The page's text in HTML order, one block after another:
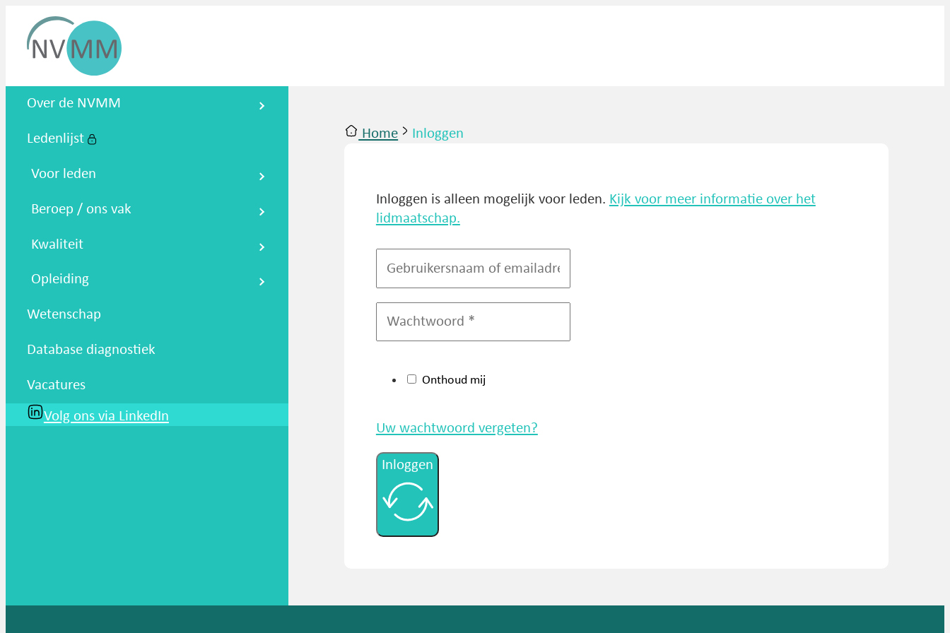
Nederlandse Vereniging voor
Over de NVMM
Ledenlijst
Voor leden
Beroep / ons vak
Kwaliteit
Opleiding
Wetenschap
Database diagnostiek
Vacatures
Volg ons via LinkedIn
Home Inloggen
Inloggen is alleen mogelijk voor leden. Kijk voor meer informatie over het
lidmaatschap.
Onthoud mij
Uw wachtwoord vergeten?
Inloggen